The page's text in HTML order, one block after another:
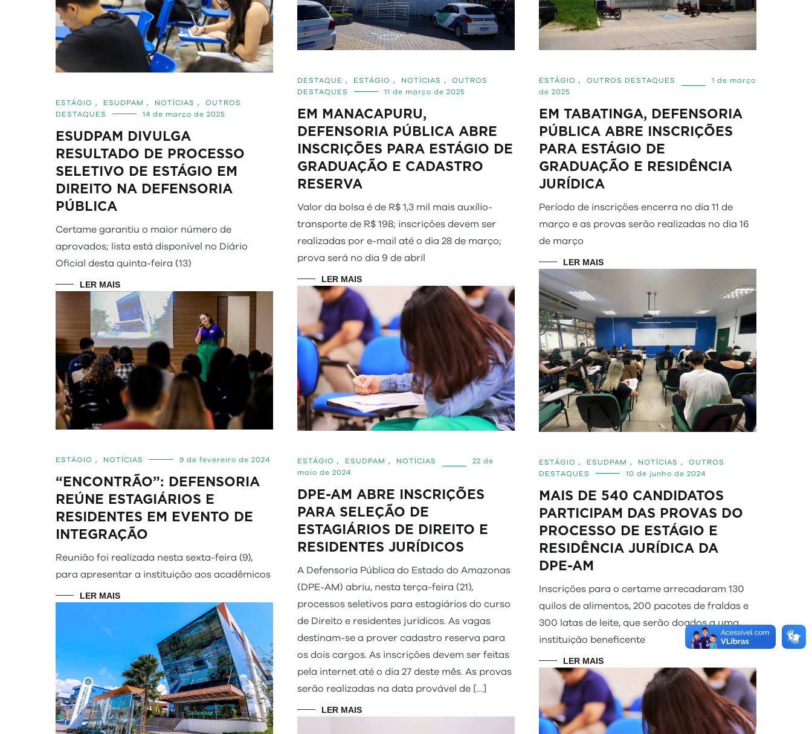
ESTÁGIO , ESUDPAM , NOTÍCIAS ,
OUTROS
DESTAQUES
14 de março de 2025
ESUDPAM DIVULGA
RESULTADO DE PROCESSO
SELETIVO DE ESTÁGIO EM
DIREITO NA DEFENSORIA
PÚBLICA
Certame garantiu o maior número de
aprovados; lista está disponível no Diário
Oficial desta quinta-feira (13)
LER MAIS
DESTAQUE , ESTÁGIO , NOTÍCIAS ,
OUTROS
DESTAQUES
11 de março de 2025
EM MANACAPURU,
DEFENSORIA PÚBLICA ABRE
INSCRIÇÕES PARA ESTÁGIO DE
GRADUAÇÃO E CADASTRO
RESERVA
Valor da bolsa é de R$ 1,3 mil mais auxílio-
transporte de R$ 198; inscrições devem ser
realizadas por e-mail até o dia 28 de março;
prova será no dia 9 de abril
LER MAIS
ESTÁGIO , OUTROS DESTAQUES
1 de março
de 2025
EM TABATINGA, DEFENSORIA
PÚBLICA ABRE INSCRIÇÕES
PARA ESTÁGIO DE
GRADUAÇÃO E RESIDÊNCIA
JURÍDICA
Período de inscrições encerra no dia 11 de
março e as provas serão realizadas no dia 16
de março
LER MAIS
ESTÁGIO , ESUDPAM , NOTÍCIAS ,
OUTROS
DESTAQUES
10 de junho de 2024
MAIS DE 540 CANDIDATOS
PARTICIPAM DAS PROVAS DO
PROCESSO DE ESTÁGIO E
RESIDÊNCIA JURÍDICA DA
DPE-AM
Inscrições para o certame arrecadaram 130
quilos de alimentos, 200 pacotes de fraldas e
300 latas de leite, que serão doados a uma
instituição beneficente
LER MAIS
ESTÁGIO , ESUDPAM , NOTÍCIAS
22 de
maio de 2024
DPE-AM ABRE INSCRIÇÕES
PARA SELEÇÃO DE
ESTAGIÁRIOS DE DIREITO E
RESIDENTES JURÍDICOS
A Defensoria Pública do Estado do Amazonas
(DPE-AM) abriu, nesta terça-feira (21),
processos seletivos para estagiários do curso
de Direito e residentes jurídicos. As vagas
destinam-se a prover cadastro reserva para
os dois cargos. As inscrições devem ser feitas
pela internet até o dia 27 deste mês. As provas
serão realizadas na data provável de […]
LER MAIS
ESTÁGIO , NOTÍCIAS 9 de fevereiro de 2024
“ENCONTRÃO”: DEFENSORIA
REÚNE ESTAGIÁRIOS E
RESIDENTES EM EVENTO DE
INTEGRAÇÃO
Reunião foi realizada nesta sexta-feira (9),
para apresentar a instituição aos acadêmicos
LER MAIS